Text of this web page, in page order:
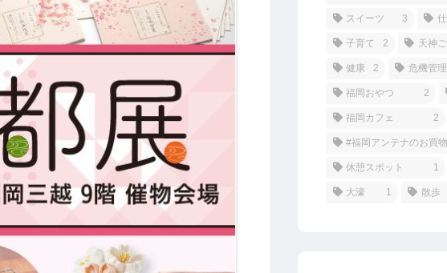
スイーツ 3
子育て 2 天神
健康 2 危機管理
福岡おやつ 2
福岡カフェ 2
#福岡アンテナのお買物
休憩スポット 1
大濠 1 散歩